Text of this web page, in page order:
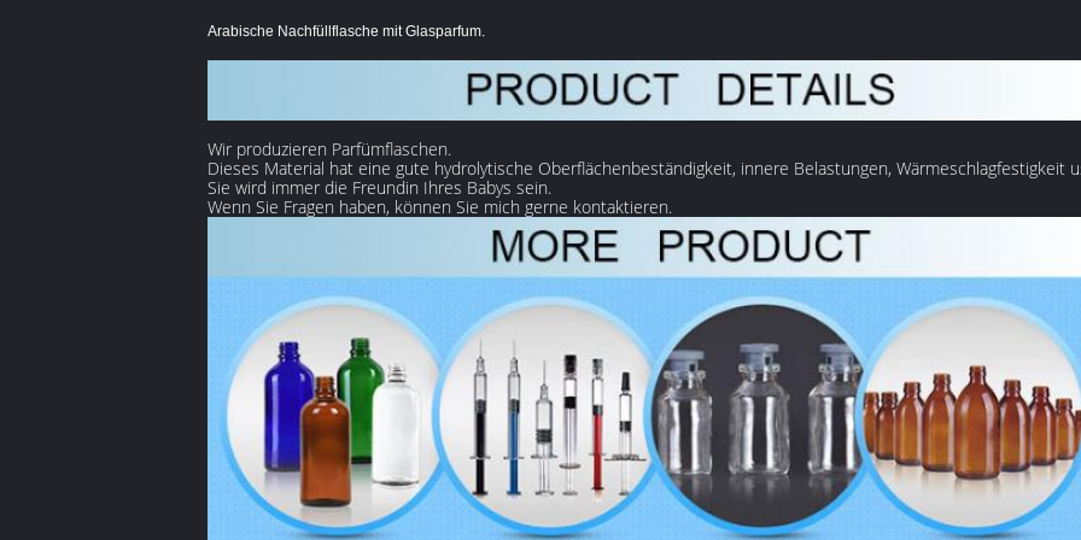
Arabische Nachfüllflasche mit Glasparfum.
Wir produzieren Parfümflaschen.
Dieses Material hat eine gute hydrolytische Oberflächenbeständigkeit, innere Belastungen, Wärmeschlagfestigkeit
Sie wird immer die Freundin Ihres Babys sein.
Wenn Sie Fragen haben, können Sie mich gerne kontaktieren.